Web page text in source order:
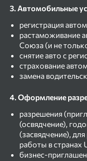
3. Автомобильные
регистрация
растаможивание
Союза (и не
снятие авто с
страхование
замена
4. Оформление
разрешения
(освядчение),
(засвядчение),
работы в странах
бизнес-